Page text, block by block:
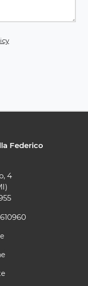
Federico
4